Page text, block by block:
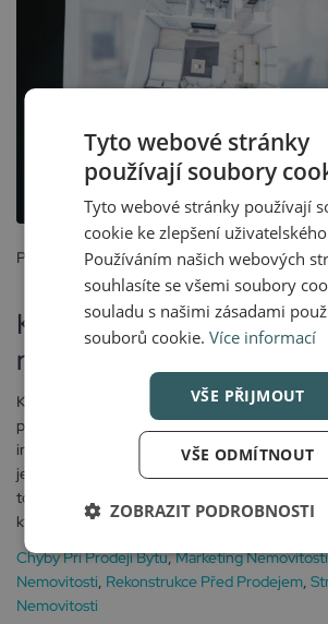
Posted
16 listopadu,
Kdy se vyplatí
rekonstrukce před
Kdy se vyplatí investovat do rekonstrukce před
prodejem nemovitosti řeší mnoho majitelů
investovat do rekonstrukce, nebo raději prodat
je? Rekonstrukce může zvýšit atraktivitu i
tomu tak ale vždy. Někdy se totiž může stát
která...
Chyby Při Prodeji Bytu,Marketing Nemovitostí
Nemovitosti, Rekonstrukce Před Prodejem,
Nemovitosti
Tyto webové stránky
používají soubory
Tyto webové stránky používají
cookie ke zlepšení
Používáním našich webových
souhlasíte se všemi soubory
souladu s našimi zásadami
souborů cookie. Více informací
VŠE PŘIJMOUT
VŠE ODMÍTNOUT
ZOBRAZIT PODROBNOSTI